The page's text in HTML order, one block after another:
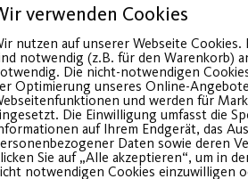
verwenden Cookies
nutzen auf unserer Webseite Cookies.
notwendig (z.B. für den Warenkorb)
Die nicht-notwendigen
Optimierung unseres Online-
und werden für
Die Einwilligung umfasst die
auf Ihrem Endgerät, das
Daten sowie deren
Sie auf „Alle akzeptieren“, um in
notwendigen Cookies einzuwilligen